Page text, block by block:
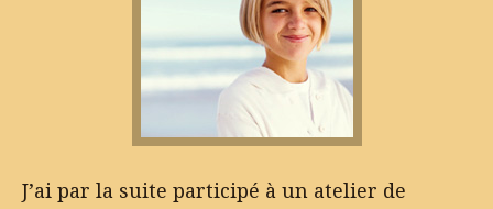
J’ai par la suite participé à un atelier de